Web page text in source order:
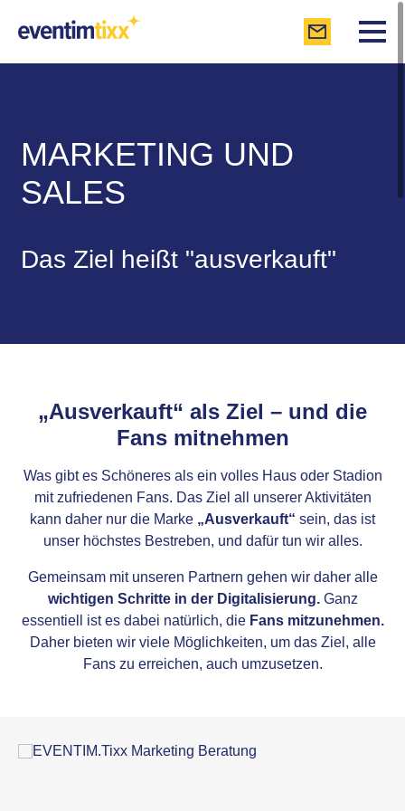
MARKETING UND
SALES
Das Ziel heißt "ausverkauft"
„Ausverkauft“ als Ziel – und die
Fans mitnehmen
Was gibt es Schöneres als ein volles Haus oder Stadion
mit zufriedenen Fans. Das Ziel all unserer Aktivitäten
kann daher nur die Marke „Ausverkauft“ sein, das ist
unser höchstes Bestreben, und dafür tun wir alles.
Gemeinsam mit unseren Partnern gehen wir daher alle
wichtigen Schritte in der Digitalisierung.Ganz
essentiell ist es dabei natürlich, die Fans mitzunehmen.
Daher bieten wir viele Möglichkeiten, um das Ziel, alle
Fans zu erreichen, auch umzusetzen.